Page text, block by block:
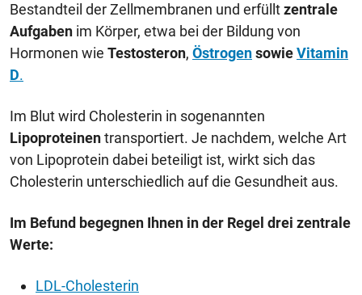
Bestandteil der Zellmembranen und erfülltzentrale
Aufgaben im Körper, etwa bei der Bildung von
Hormonen wie Testosteron, ÖstrogensowieVitamin
D.
Im Blut wird Cholesterin in sogenannten
Lipoproteinentransportiert. Je nachdem, welche Art
von Lipoprotein dabei beteiligt ist, wirkt sich das
Cholesterin unterschiedlich auf die Gesundheit aus.
Im Befund begegnen Ihnen in der Regel drei zentrale
Werte:
LDL-Cholesterin